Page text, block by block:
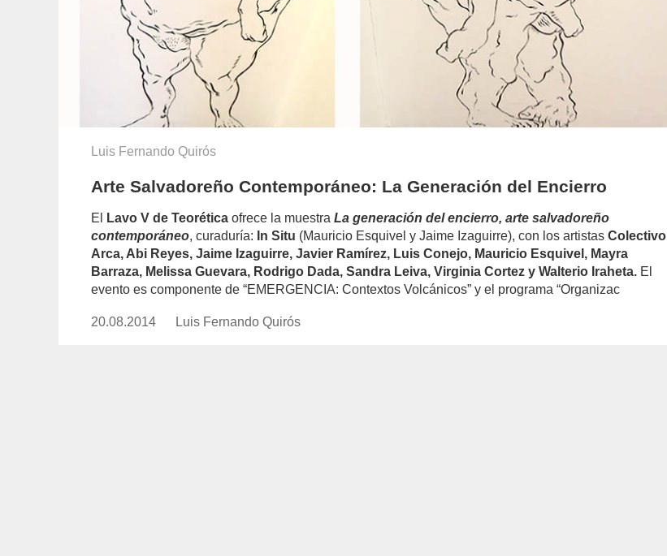
Luis Fernando Quirós
Arte Salvadoreño Contemporáneo: La Generación del Encierro
El Lavo V de Teoréticaofrece la muestra La generación del encierro, arte salvadoreño
contemporáneo, curaduría: In Situ (Mauricio Esquivel y Jaime Izaguirre), con los artistas Colectivo
Arca, Abi Reyes, Jaime Izaguirre, Javier Ramírez, Luis Conejo, Mauricio Esquivel, Mayra
Barraza, Melissa Guevara, Rodrigo Dada, Sandra Leiva, Virginia Cortez y Walterio Iraheta.El
evento es componente de “EMERGENCIA: Contextos Volcánicos” y el programa “Organizac
Publicado
20.08.2014
https://www.experimenta.es/author/luis-
Luis Fernando Quirós